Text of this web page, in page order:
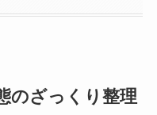
のざっくり整理